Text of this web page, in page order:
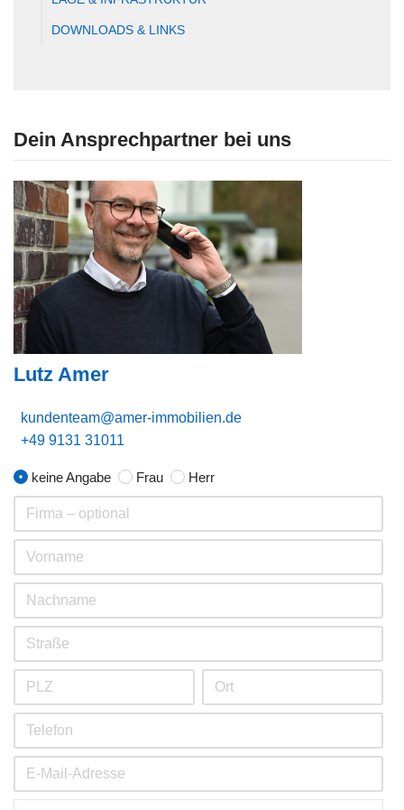
DOWNLOADS & LINKS
Dein Ansprechpartner bei uns
Lutz Amer
kundenteam@amer-immobilien.de
+49 9131 31011
keine Angabe Frau Herr